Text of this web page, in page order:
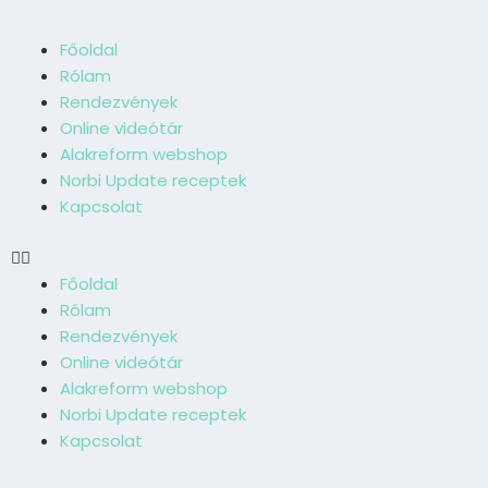
Főoldal
Rólam
Rendezvények
Online videótár
Alakreform webshop
Norbi Update receptek
Kapcsolat
Menü
Főoldal
Rólam
Rendezvények
Online videótár
Alakreform webshop
Norbi Update receptek
Kapcsolat